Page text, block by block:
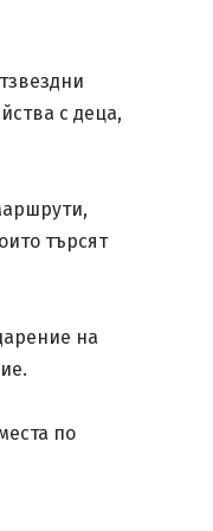
с деца,
търсят
на
по